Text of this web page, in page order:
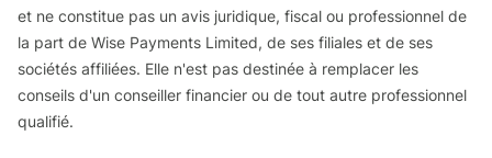
et ne constitue pas un avis juridique, fiscal ou professionnel de
la part de Wise Payments Limited, de ses filiales et de ses
sociétés affiliées. Elle n'est pas destinée à remplacer les
conseils d'un conseiller financier ou de tout autre professionnel
qualifié.